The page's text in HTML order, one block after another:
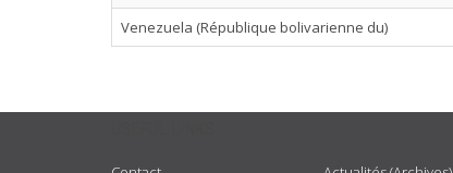
Venezuela (République bolivarienne du)